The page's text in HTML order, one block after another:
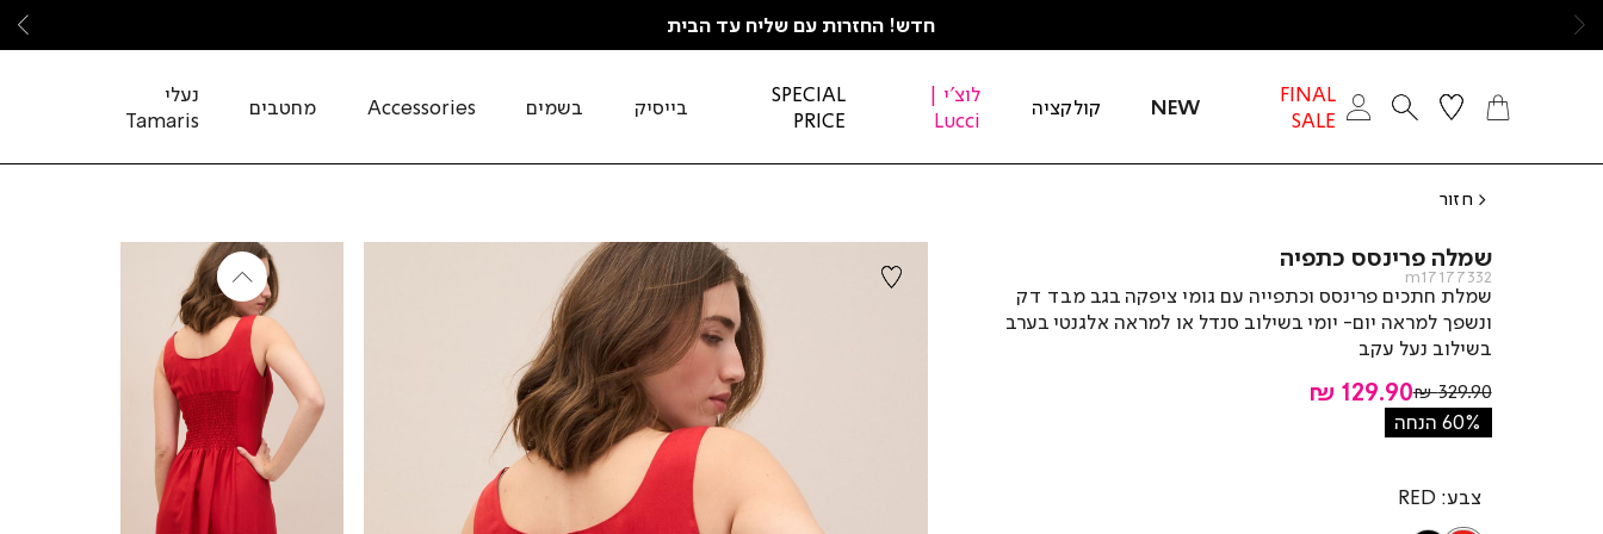
חדש! החזרות עם שליח עד הבית
FINAL
SALE
NEW קולקציה
לוצ'י |
Lucci
SPECIAL
PRICE
בייסיק בשמים Accessories מחטבים
נעלי
Tamaris
חזור
שמלה פרינסס כתפיה
m17177332
שמלת חתכים פרינסס וכתפייה עם גומי ציפקה בגב מבד דק
ונשפך למראה יום- יומי בשילוב סנדל או למראה אלגנטי בערב
בשילוב נעל עקב
מחיר
מוצר
129.90 ₪
מחיר
רגיל
329.90 ₪
60% הנחה
צבע RED